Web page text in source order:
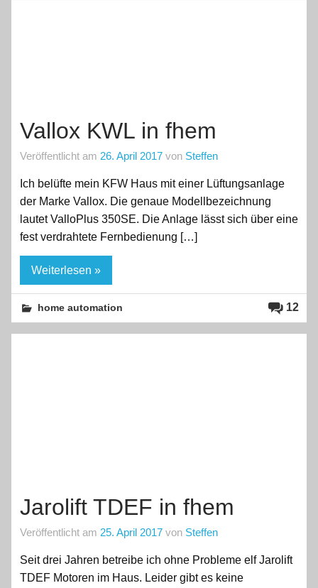
Vallox KWL in fhem
Veröffentlicht am 26. April 2017 von Steffen
Ich belüfte mein KFW Haus mit einer Lüftungsanlage
der Marke Vallox. Die genaue Modellbezeichnung
lautet ValloPlus 350SE. Die Anlage lässt sich über eine
fest verdrahtete Fernbedienung […]
Weiterlesen »
12
home automation
Jarolift TDEF in fhem
Veröffentlicht am 25. April 2017 von Steffen
Seit drei Jahren betreibe ich ohne Probleme elf Jarolift
TDEF Motoren im Haus. Leider gibt es keine